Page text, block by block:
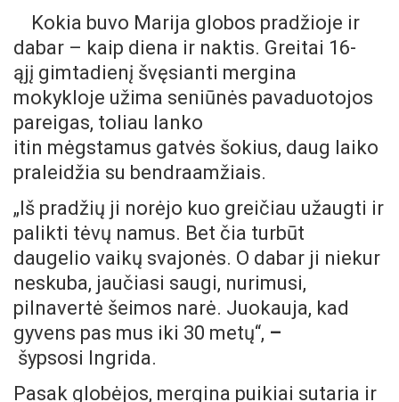
Kokia buvo Marija globos pradžioje ir
dabar – kaip diena ir naktis. Greitai 16-
ąjį gimtadienį švęsianti mergina
mokykloje užima seniūnės pavaduotojos
pareigas, toliau lanko
itin mėgstamus gatvės šokius, daug laiko
praleidžia su bendraamžiais.
„Iš pradžių ji norėjo kuo greičiau užaugti ir
palikti tėvų namus. Bet čia turbūt
daugelio vaikų svajonės. O dabar ji niekur
neskuba, jaučiasi saugi, nurimusi,
pilnavertė šeimos narė. Juokauja, kad
gyvens pas mus iki 30 metų“, –
šypsosi Ingrida.
Pasak globėjos, mergina puikiai sutaria ir